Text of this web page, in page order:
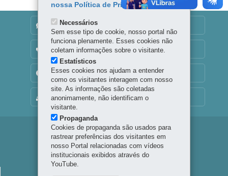
MAPA DO SITE
DENUNCIE CORRUPÇÃO
OUVIDORIA
TRANSPARÊNCIA INSTITUCIONAL
Navegação
Principal
Palco
nossa Política de Privacidade.
Necessários
Sem esse tipo de cookie, nosso portal não
funciona plenamente. Esses cookies não
coletam informações sobre o visitante.
Estatísticos
Esses cookies nos ajudam a entender
como os visitantes interagem com nosso
site. As informações são coletadas
anonimamente, não identificam o
visitante.
Propaganda
Cookies de propaganda são usados para
rastrear preferências dos visitantes em
nosso Portal relacionadas com vídeos
institucionais exibidos através do
YouTube.